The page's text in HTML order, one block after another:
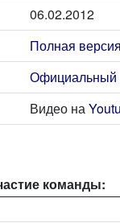
06.02.2012
Полная версия
Официальный
Видео на
команды: